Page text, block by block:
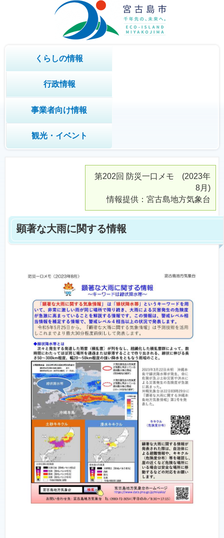
くらしの情報
行政情報
事業者向け情報
観光・イベント
第202回 防災一口メモ (2023年
8月)
情報提供：宮古島地方気象台
顕著な大雨に関する情報